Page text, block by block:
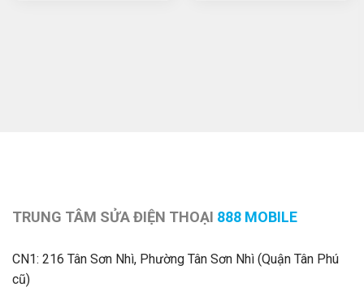
TRUNG TÂM SỬA ĐIỆN THOẠI 888 MOBILE
CN1: 216 Tân Sơn Nhì, Phường Tân Sơn Nhì (Quận Tân Phú
cũ)